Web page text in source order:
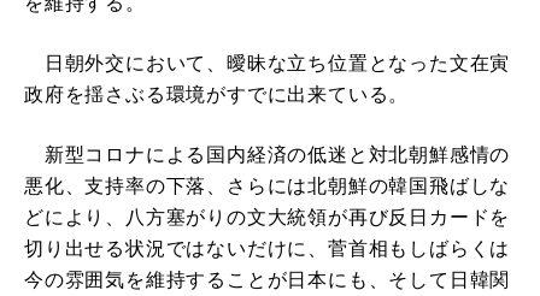
日朝外交において、曖昧な立ち位置となった文在寅
政府を揺さぶる環境がすでに出来ている。
新型コロナによる国内経済の低迷と対北朝鮮感情の
悪化、支持率の下落、さらには北朝鮮の韓国飛ばしな
どにより、八方塞がりの文大統領が再び反日カードを
切り出せる状況ではないだけに、菅首相もしばらくは
今の雰囲気を維持することが日本にも、そして日韓関